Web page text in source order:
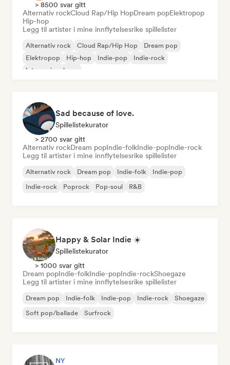
> 8500 svar gitt
Alternativ rockCloud Rap/Hip HopDream popElektropop
Hip-hop
Legg til artister i mine innflytelsesrike spillelister
Alternativ rock Cloud Rap/Hip Hop
Dream pop
Elektropop
Hip-hop Indie-pop
Indie-rock
Internasjonal pop
Sad because of love.
Spillelistekurator
> 2700 svar gitt
Alternativ rockDream popIndie-folkIndie-popIndie-rock
Legg til artister i mine innflytelsesrike spillelister
Alternativ rock Dream pop Indie-folk
Indie-pop
Indie-rock
Poprock Pop-soul R&B
Happy & Solar Indie ☀️
Spillelistekurator
> 1000 svar gitt
Dream popIndie-folkIndie-popIndie-rockShoegaze
Legg til artister i mine innflytelsesrike spillelister
Dream pop Indie-folk Indie-pop Indie-rock
Shoegaze
Soft pop/ballade
Surfrock
NY